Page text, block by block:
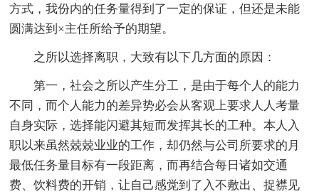
方式，我份内的任务量得到了一定的保证，但还是未能
圆满达到×主任所给予的期望。
之所以选择离职，大致有以下几方面的原因：
第一，社会之所以产生分工，是由于每个人的能力
不同，而个人能力的差异势必会从客观上要求人人考量
自身实际，选择能闪避其短而发挥其长的工种。本人入
职以来虽然兢兢业业的工作，却仍然与公司所要求的月
最低任务量目标有一段距离，而再结合每日诸如交通
费、饮料费的开销，让自己感觉到了入不敷出、捉襟见